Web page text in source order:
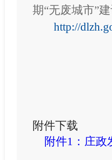
期“无废城市”
http://
附件下载
附件1：庄政